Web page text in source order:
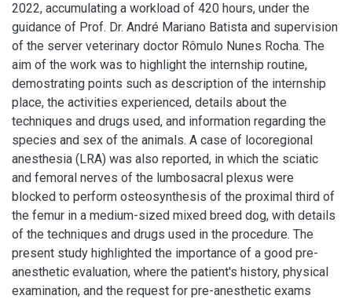
2022, accumulating a workload of 420 hours, under the
guidance of Prof. Dr. André Mariano Batista and supervision
of the server veterinary doctor Rômulo Nunes Rocha. The
aim of the work was to highlight the internship routine,
demostrating points such as description of the internship
place, the activities experienced, details about the
techniques and drugs used, and information regarding the
species and sex of the animals. A case of locoregional
anesthesia (LRA) was also reported, in which the sciatic
and femoral nerves of the lumbosacral plexus were
blocked to perform osteosynthesis of the proximal third of
the femur in a medium-sized mixed breed dog, with details
of the techniques and drugs used in the procedure. The
present study highlighted the importance of a good pre-
anesthetic evaluation, where the patient's history, physical
examination, and the request for pre-anesthetic exams